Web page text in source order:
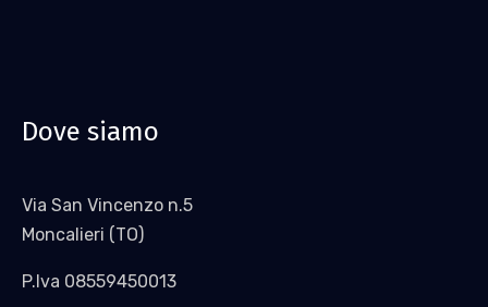
Dove siamo
Via San Vincenzo n.5
Moncalieri (TO)
P.Iva 08559450013